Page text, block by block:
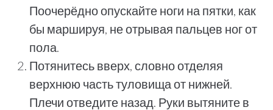
Поочерёдно опускайте ноги на пятки, как
бы маршируя, не отрывая пальцев ног от
пола.
Потянитесь вверх, словно отделяя
верхнюю часть туловища от нижней.
Плечи отведите назад. Руки вытяните в